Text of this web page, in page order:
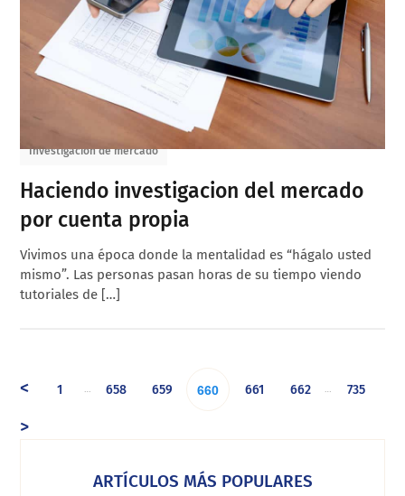
Investigación de mercado
Haciendo investigacion del mercado
por cuenta propia
Vivimos una época donde la mentalidad es “hágalo usted
mismo”. Las personas pasan horas de su tiempo viendo
tutoriales de […]
< 1 … 658 659 660 661 662 … 735
>
ARTÍCULOS MÁS POPULARES